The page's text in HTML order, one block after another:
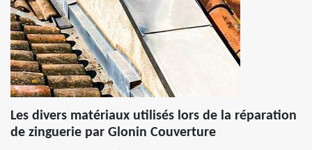
Les divers matériaux utilisés lors de la réparation
de zinguerie par Glonin Couverture